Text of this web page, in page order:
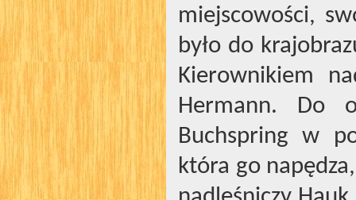
miejscowości,
było do
Kierownikiem
Hermann. Do
Buchspring w
która go